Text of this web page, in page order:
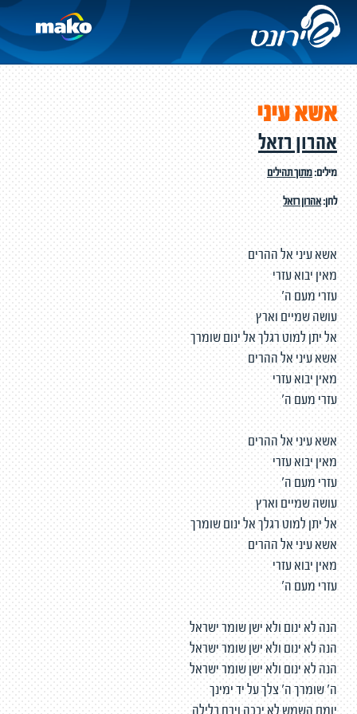
אשא עיני
אהרון רזאל
מילים:מתוך תהילים
לחן:אהרון רזאל
אשא עיני אל ההרים
מאין יבוא עזרי
עזרי מעם ה'
עושה שמיים וארץ
אל יתן למוט רגלך אל ינום שומרך
אשא עיני אל ההרים
מאין יבוא עזרי
עזרי מעם ה'
אשא עיני אל ההרים
מאין יבוא עזרי
עזרי מעם ה'
עושה שמיים וארץ
אל יתן למוט רגלך אל ינום שומרך
אשא עיני אל ההרים
מאין יבוא עזרי
עזרי מעם ה'
הנה לא ינום ולא ישן שומר ישראל
הנה לא ינום ולא ישן שומר ישראל
הנה לא ינום ולא ישן שומר ישראל
ה' שומרך ה' צלך על יד ימינך